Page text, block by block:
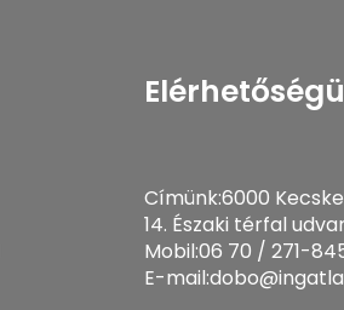
Címünk:6000
14. Északi térfal
Mobil:06 70 / 271-
E-mail: